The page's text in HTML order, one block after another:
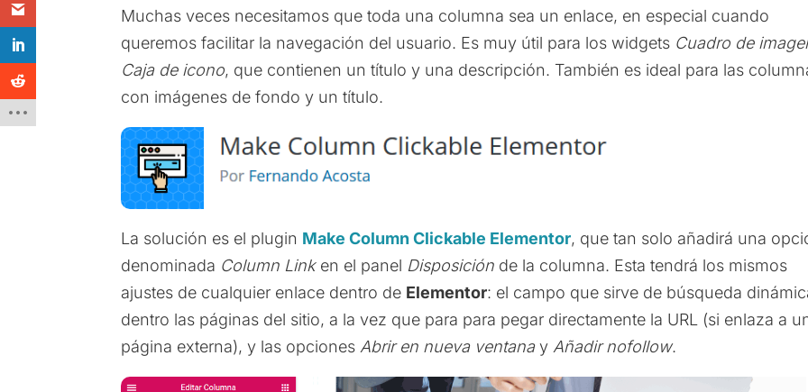
Muchas veces necesitamos que toda una columna sea un enlace, en especial cuando
queremos facilitar la navegación del usuario. Es muy útil para los widgets Cuadro de
Caja de icono, que contienen un título y una descripción. También es ideal para las
con imágenes de fondo y un título.
La solución es el plugin Make Column Clickable Elementor, que tan solo añadirá una
denominada Column Linken el panel Disposición de la columna. Esta tendrá los mismos
ajustes de cualquier enlace dentro de Elementor: el campo que sirve de búsqueda
dentro las páginas del sitio, a la vez que para para pegar directamente la URL (si enlaza a
página externa), y las opciones Abrir en nueva ventanay Añadir nofollow.